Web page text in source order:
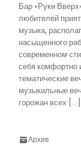
Бар «Руки
любителей
музыка,
насыщенного
современном
себя комфортно
тематические
музыкальные
горожан всех […]
Архив